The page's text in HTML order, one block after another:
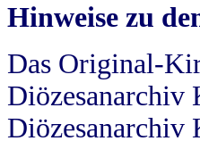
Hinweise zu
Das Original-
Diözesanarchiv